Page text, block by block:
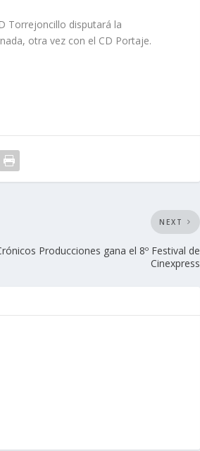
Torrejoncillo disputará la
otra vez con el CD Portaje.
NEXT
Producciones gana el 8º Festival de
Cinexpress